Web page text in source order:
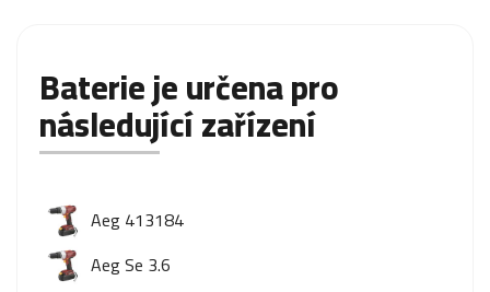
Baterie je určena pro
následující zařízení
Aeg 413184
Aeg Se 3.6